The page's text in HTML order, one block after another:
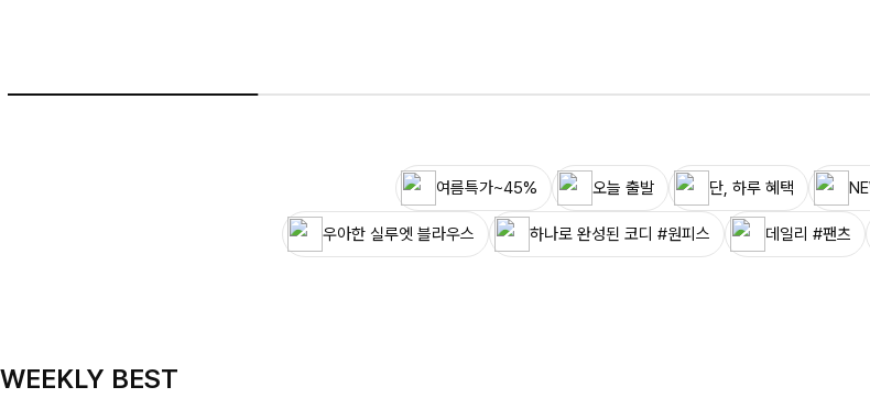
여름특가~45% 오늘 출발 단, 하루 혜택
우아한 실루엣 블라우스 하나로 완성된 코디 #원피스 데일리 #팬츠
WEEKLY BEST